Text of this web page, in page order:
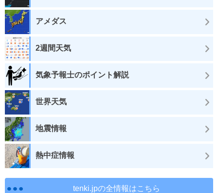
アメダス
2週間天気
気象予報士のポイント解説
世界天気
地震情報
熱中症情報
tenki.jpの全情報はこちら